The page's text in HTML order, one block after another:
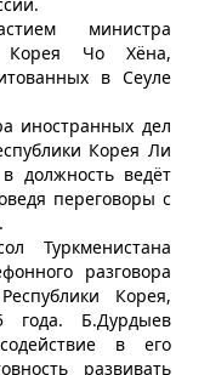
министра
Корея Чо Хёна,
в Сеуле
иностранных дел
Корея Ли
должность ведёт
переговоры с
Туркменистана
разговора
Корея,
года. Б.Дурдыев
в его
развивать